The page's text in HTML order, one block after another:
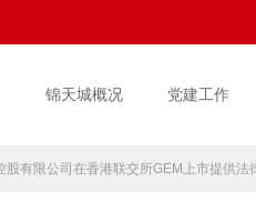
锦天城概况 党建工作
股有限公司在香港联交所GEM上市提供法